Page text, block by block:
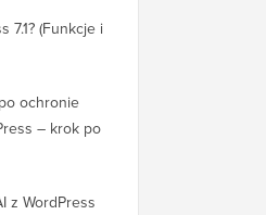
7.1? (Funkcje i
ochronie
– krok po
z WordPress